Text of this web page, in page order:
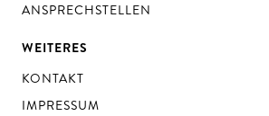
ANSPRECHSTELLEN
WEITERES
KONTAKT
IMPRESSUM